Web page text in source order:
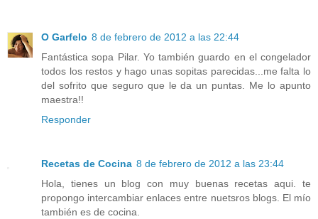
O Garfelo 8 de febrero de 2012 a las 22:44
Fantástica sopa Pilar. Yo también guardo en el congelador
todos los restos y hago unas sopitas parecidas...me falta lo
del sofrito que seguro que le da un puntas. Me lo apunto
maestra!!
Responder
Recetas de Cocina 8 de febrero de 2012 a las 23:44
Hola, tienes un blog con muy buenas recetas aqui. te
propongo intercambiar enlaces entre nuetsros blogs. El mío
también es de cocina.